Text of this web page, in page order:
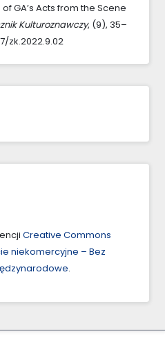
GA’s Acts from the Scene
Kulturoznawczy, (9), 35–
zk.2022.9.02
Creative Commons
niekomercyjne – Bez
.